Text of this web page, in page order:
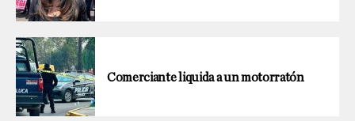
Comerciante liquida a un motorratón